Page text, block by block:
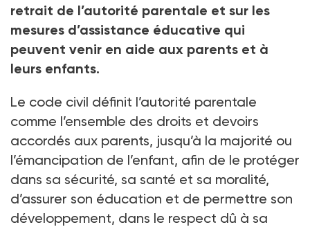
retrait de l’autorité parentale et sur les
mesures d’assistance éducative qui
peuvent venir en aide aux parents et à
leurs enfants.
Le code civil définit l’autorité parentale
comme l’ensemble des droits et devoirs
accordés aux parents, jusqu’à la majorité ou
l’émancipation de l’enfant, afin de le protéger
dans sa sécurité, sa santé et sa moralité,
d’assurer son éducation et de permettre son
développement, dans le respect dû à sa